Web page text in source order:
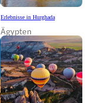
Erlebnisse in Hurghada
Ägypten